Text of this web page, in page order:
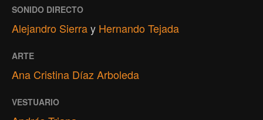
SONIDO DIRECTO
Alejandro Sierray Hernando Tejada
ARTE
Ana Cristina Díaz Arboleda
VESTUARIO